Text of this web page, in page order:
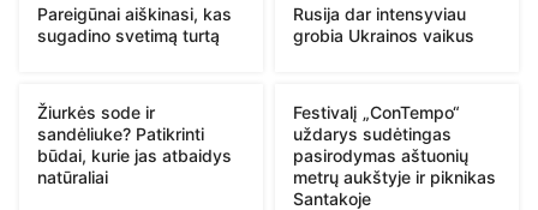
Pareigūnai aiškinasi, kas
sugadino svetimą turtą
Rusija dar intensyviau
grobia Ukrainos vaikus
Žiurkės sode ir
sandėliuke? Patikrinti
būdai, kurie jas atbaidys
natūraliai
Festivalį „ConTempo“
uždarys sudėtingas
pasirodymas aštuonių
metrų aukštyje ir piknikas
Santakoje